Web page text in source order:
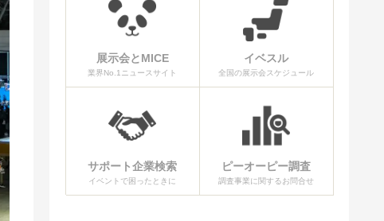
展示会とMICE
業界No.1ニュースサイト
イベスル
全国の展示会スケジュール
サポート企業検索
イベントで困ったときに
ピーオーピー調査
調査事業に関するお問合せ